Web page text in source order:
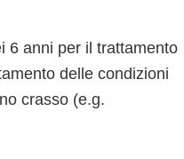
6 anni per il trattamento
delle condizioni
crasso (e.g.